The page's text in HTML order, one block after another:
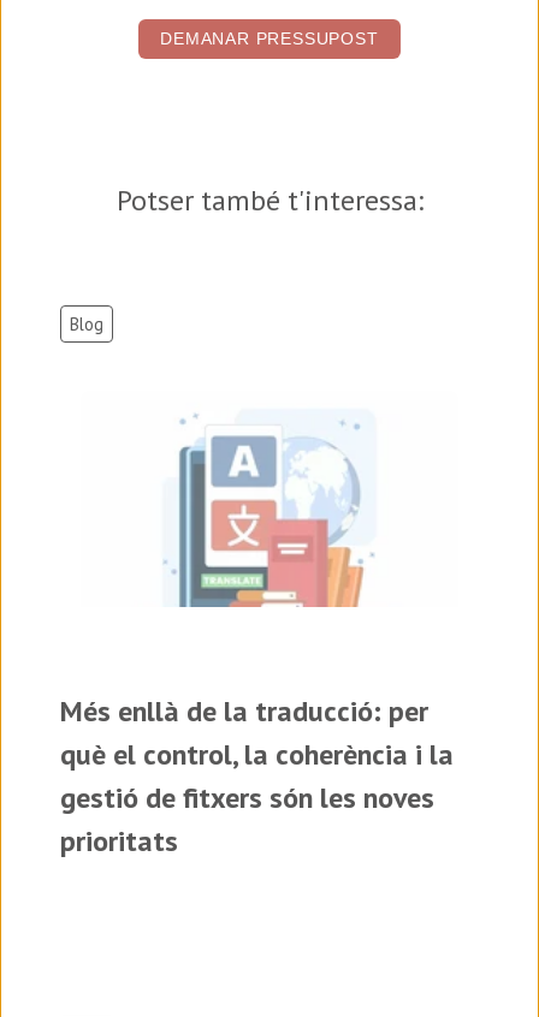
DEMANAR PRESSUPOST
Potser també t'interessa:
Blog
Més enllà de la traducció: per
què el control, la coherència i la
gestió de fitxers són les noves
prioritats